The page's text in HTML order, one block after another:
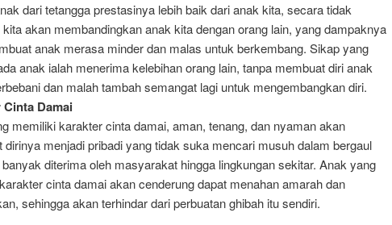
dari tetangga prestasinya lebih baik dari anak kita, secara tidak
kita akan membandingkan anak kita dengan orang lain, yang dampaknya
anak merasa minder dan malas untuk berkembang. Sikap yang
anak ialah menerima kelebihan orang lain, tanpa membuat diri anak
dan malah tambah semangat lagi untuk mengembangkan diri.
Damai
memiliki karakter cinta damai, aman, tenang, dan nyaman akan
dirinya menjadi pribadi yang tidak suka mencari musuh dalam bergaul
diterima oleh masyarakat hingga lingkungan sekitar. Anak yang
cinta damai akan cenderung dapat menahan amarah dan
sehingga akan terhindar dari perbuatan ghibah itu sendiri.